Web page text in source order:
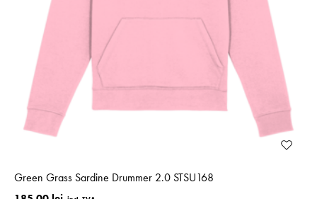
Green Grass Sardine Drummer 2.0 STSU168